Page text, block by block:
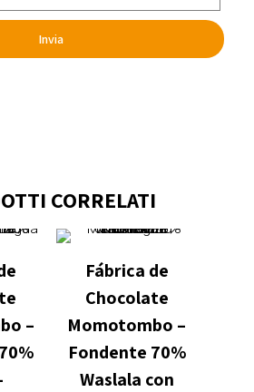
CORRELATI
–
Fábrica de
Chocolate
Momotombo –
Fondente 70%
Waslala con